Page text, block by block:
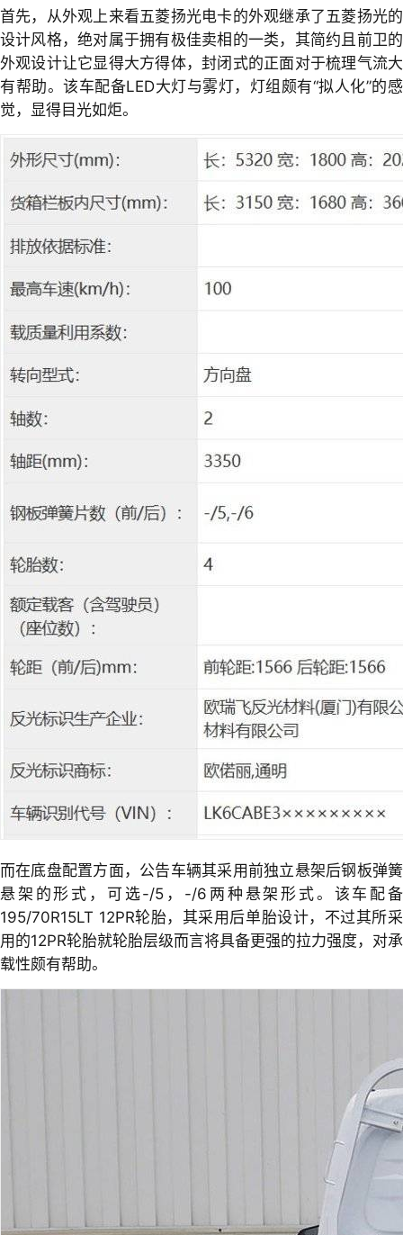
首先，从外观上来看五菱扬光电卡的外观继承了五菱扬光的
设计风格，绝对属于拥有极佳卖相的一类，其简约且前卫的
外观设计让它显得大方得体，封闭式的正面对于梳理气流大
有帮助。该车配备LED大灯与雾灯，灯组颇有“拟人化”的感
觉，显得目光如炬。
而在底盘配置方面，公告车辆其采用前独立悬架后钢板弹簧
悬架的形式，可选-/5，-/6两种悬架形式。该车配备
195/70R15LT 12PR轮胎，其采用后单胎设计，不过其所采
用的12PR轮胎就轮胎层级而言将具备更强的拉力强度，对承
载性颇有帮助。